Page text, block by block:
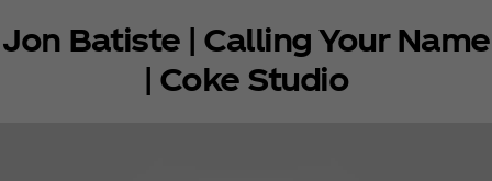
skambėjusį „Disney/Pixar“ filme SOUL. Šia garbe jis
dalijasi su kolegomis kompozitoriais Trent Reznor ir
Atticus Ross. Batiste yra antrasis juodaodis
Jon Batiste | Calling Your Name
| Coke Studio